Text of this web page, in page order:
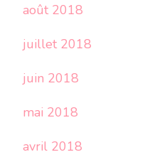
août 2018
juillet 2018
juin 2018
mai 2018
avril 2018